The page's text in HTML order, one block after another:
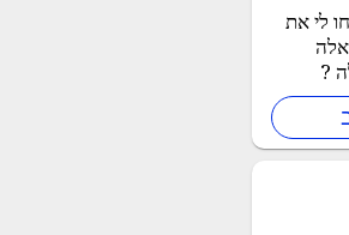
להיות שיקחו לי את
ב10 חודשים האלה
?